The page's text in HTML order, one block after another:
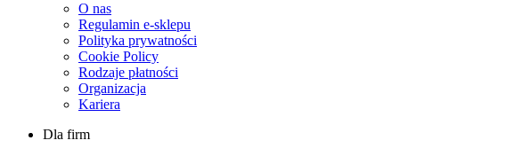
O nas
Regulamin e-sklepu
Polityka prywatności
Cookie Policy
Rodzaje płatności
Organizacja
Kariera
Dla firm